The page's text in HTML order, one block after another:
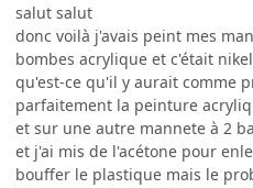
salut salut
donc voilà j'avais peint mes
bombes acrylique et c'était
qu'est-ce qu'il y aurait comme
parfaitement la peinture
et sur une autre mannete à 2
et j'ai mis de l'acétone pour
bouffer le plastique mais le